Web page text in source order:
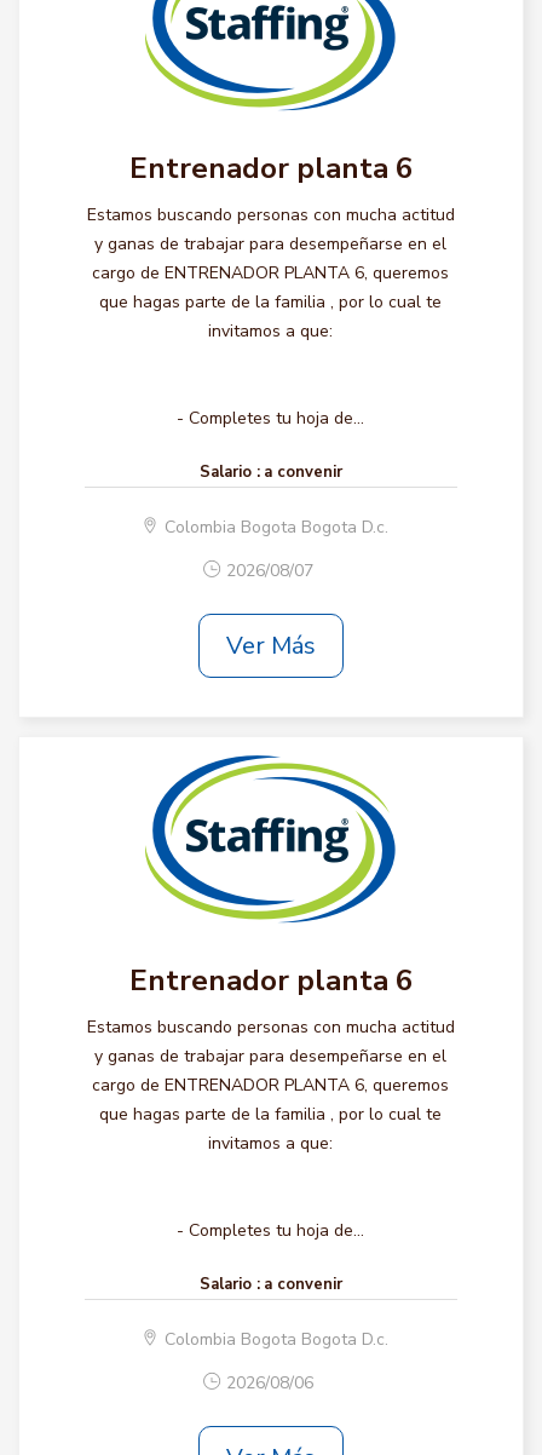
Entrenador planta 6
Estamos buscando personas con mucha actitud
y ganas de trabajar para desempeñarse en el
cargo de ENTRENADOR PLANTA 6, queremos
que hagas parte de la familia , por lo cual te
invitamos a que:
- Completes tu hoja de...
Salario : a convenir
Colombia Bogota Bogota D.c.
2026/08/07
Ver Más
Entrenador planta 6
Estamos buscando personas con mucha actitud
y ganas de trabajar para desempeñarse en el
cargo de ENTRENADOR PLANTA 6, queremos
que hagas parte de la familia , por lo cual te
invitamos a que:
- Completes tu hoja de...
Salario : a convenir
Colombia Bogota Bogota D.c.
2026/08/06